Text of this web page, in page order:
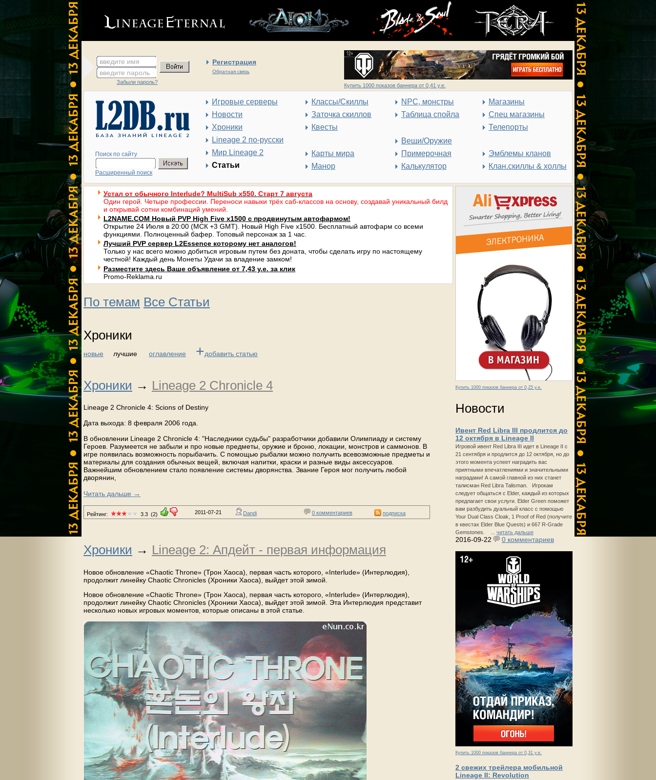
введите имя Регистрация
Обратная связь
введите пароль
Забыли пароль?
Купить 1000 показов баннера от 0,41 у.е.
Поиск по сайту
Расширенный поиск
Игровые серверы
Новости
Хроники
Lineage 2 по-русски
Мир Lineage 2
Статьи
Классы/Скиллы
Заточка скиллов
Квесты
Карты мира
Манор
NPC, монстры
Таблица спойла
Вещи/Оружие
Примерочная
Калькулятор
Магазины
Спец магазины
Телепорты
Эмблемы кланов
Клан.скиллы & холлы
Купить 1000 показов баннера от 0,25 у.е.
Новости
Ивент Red Libra III продлится до
12 октября в Lineage II
Игровой ивент Red Libra III идет в Lineage II с
21 сентября и продлится до 12 октября, но до
этого момента успеет наградить вас
приятными впечатлениями и значительными
наградами! А самой главной из них станет
талисман Red Libra Talisman. Игрокам
следует общаться с Elder, каждый из которых
предлагает свои услуги. Elder Green поможет
вам разбудить дуальный класс с помощью
Your Dual Class Cloak, 1 Proof of Red (получите
в квестах Elder Blue Quests) и 667 R-Grade
Gemstones. ... читать дальше
2016-09-22 0 комментариев
Купить 1000 показов баннера от 0,31 у.е.
2 свежих трейлера мобильной
Lineage II: Revolution
Устал от обычного Interlude? MultiSub x550. Старт 7 августа
Один герой. Четыре профессии. Переноси навыки трёх саб-классов на основу, создавай уникальный билд
и открывай сотни комбинаций умений.
L2NAME.COM Новый PVP High Five x1500 с продвинутым автофармом!
Открытие 24 Июля в 20:00 (МСК +3 GMT). Новый High Five x1500. Бесплатный автофарм со всеми
функциями. Полноценный бафер. Топовый персонаж за 1 час.
Лучший PVP сервер L2Essence которому нет аналогов!
Только у нас всего можно добиться игровым путем без доната, чтобы сделать игру по настоящему
честной! Каждый день Монеты Удачи за владение замком!
Разместите здесь Ваше объявление от 7,43 у.е. за клик
Promo-Reklama.ru
По темам Все Статьи
Хроники
новые лучшие оглавление +добавить статью
Хроники → Lineage 2 Chronicle 4
Lineage 2 Chronicle 4: Scions of Destiny
Дата выхода: 8 февраля 2006 года.
В обновлении Lineage 2 Chronicle 4: "Наследники судьбы" разработчики добавили Олимпиаду и систему
Героев. Разумеется не забыли и про новые предметы, оружие и броню, локации, монстров и саммонов. В
игре появилась возможность порыбачить. С помощью рыбалки можно получить всевозможные предметы и
материалы для создания обычных вещей, включая напитки, краски и разные виды аксессуаров.
Важнейшим обновлением стало появление системы дворянства. Звание Героя мог получить любой
дворянин,
Читать дальше →
Рейтинг: 3.3 (2) 2011-07-21 Dandi 0 комментариев подписка
Хроники → Lineage 2: Апдейт - первая информация
Новое обновление «Chaotic Throne» (Трон Хаоса), первая часть которого, «Interlude» (Интерлюдия),
продолжит линейку Chaotic Chronicles (Хроники Хаоса), выйдет этой зимой.
Новое обновление «Chaotic Throne» (Трон Хаоса), первая часть которого, «Interlude» (Интерлюдия),
продолжит линейку Chaotic Chronicles (Хроники Хаоса), выйдет этой зимой. Эта Интерлюдия представит
несколько новых игровых моментов, которые описаны в этой статье.